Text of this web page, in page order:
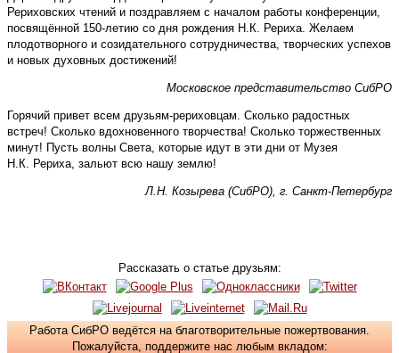
Рериховских чтений и поздравляем с началом работы конференции,
посвящённой 150-летию со дня рождения Н.К. Рериха. Желаем
плодотворного и созидательного сотрудничества, творческих успехов
и новых духовных достижений!
Московское представительство СибРО
Горячий привет всем друзьям-рериховцам. Сколько радостных
встреч! Сколько вдохновенного творчества! Сколько торжественных
минут! Пусть волны Света, которые идут в эти дни от Музея
Н.К. Рериха, зальют всю нашу землю!
Л.Н. Козырева (СибРО), г. Санкт-Петербург
Рассказать о статье друзьям:
Работа СибРО ведётся на благотворительные пожертвования.
Пожалуйста, поддержите нас любым вкладом: